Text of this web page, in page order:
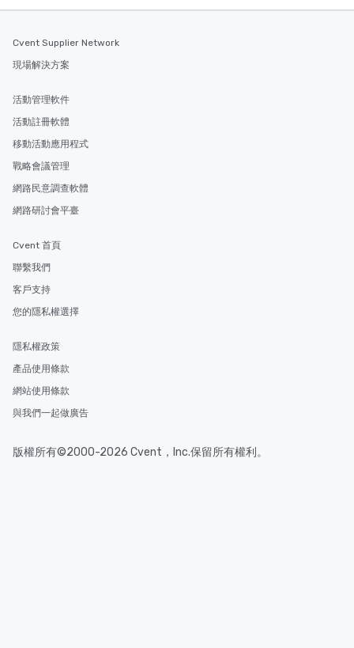
Cvent Supplier Network
現場解決方案
活動管理軟件
活動註冊軟體
移動活動應用程式
戰略會議管理
網路民意調查軟體
網路研討會平臺
Cvent 首頁
聯繫我們
客戶支持
您的隱私權選擇
隱私權政策
產品使用條款
網站使用條款
與我們一起做廣告
版權所有©2000-2026 Cvent，Inc.保留所有權利。